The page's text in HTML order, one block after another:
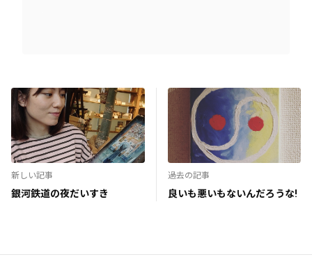
新しい記事
銀河鉄道の夜だいすき
過去の記事
良いも悪いもないんだろうな!